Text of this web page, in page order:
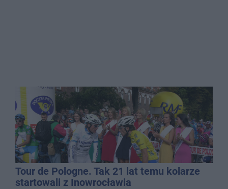
Tour de Pologne. Tak 21 lat temu kolarze
startowali z Inowrocławia